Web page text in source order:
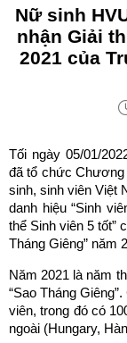
Nữ sinh
nhận Giải
2021 của
Tối ngày 05/01/
đã tổ chức Chương
sinh, sinh viên Việt
danh hiệu “Sinh
thể Sinh viên 5 tốt”
Tháng Giêng” năm
Năm 2021 là năm
“Sao Tháng
viên, trong đó có
ngoài (Hungary,